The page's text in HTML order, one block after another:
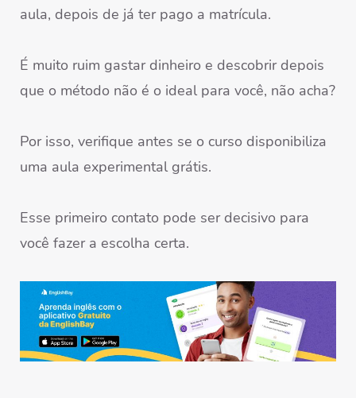
aula, depois de já ter pago a matrícula.
É muito ruim gastar dinheiro e descobrir depois
que o método não é o ideal para você, não acha?
Por isso, verifique antes se o curso disponibiliza
uma aula experimental grátis.
Esse primeiro contato pode ser decisivo para
você fazer a escolha certa.